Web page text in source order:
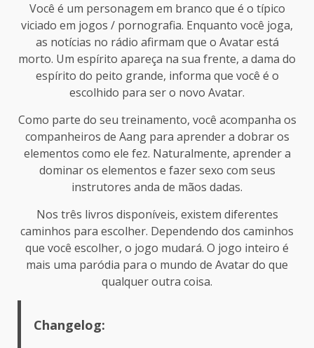
Você é um personagem em branco que é o típico
viciado em jogos / pornografia. Enquanto você joga,
as notícias no rádio afirmam que o Avatar está
morto. Um espírito apareça na sua frente, a dama do
espírito do peito grande, informa que você é o
escolhido para ser o novo Avatar.
Como parte do seu treinamento, você acompanha os
companheiros de Aang para aprender a dobrar os
elementos como ele fez. Naturalmente, aprender a
dominar os elementos e fazer sexo com seus
instrutores anda de mãos dadas.
Nos três livros disponíveis, existem diferentes
caminhos para escolher. Dependendo dos caminhos
que você escolher, o jogo mudará. O jogo inteiro é
mais uma paródia para o mundo de Avatar do que
qualquer outra coisa.
Changelog: